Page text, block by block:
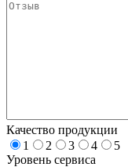
Качество продукции
1
2 3 4
5
Уровень сервиса